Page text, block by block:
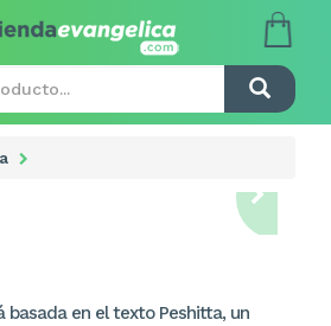
basada en el texto Peshitta, un